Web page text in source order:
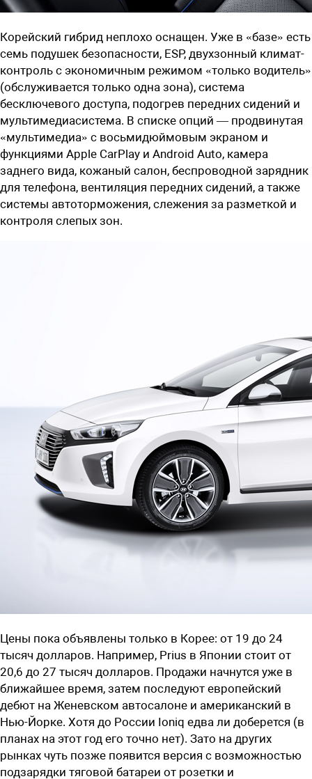
Корейский гибрид неплохо оснащен. Уже в «базе» есть
семь подушек безопасности, ESP, двухзонный климат-
контроль с экономичным режимом «только водитель»
(обслуживается только одна зона), система
бесключевого доступа, подогрев передних сидений и
мультимедиасистема. В списке опций — продвинутая
«мультимедиа» с восьмидюймовым экраном и
функциями Apple CarPlay и Android Auto, камера
заднего вида, кожаный салон, беспроводной зарядник
для телефона, вентиляция передних сидений, а также
системы автоторможения, слежения за разметкой и
контроля слепых зон.
Цены пока объявлены только в Корее: от 19 до 24
тысяч долларов. Например, Prius в Японии стоит от
20,6 до 27 тысяч долларов. Продажи начнутся уже в
ближайшее время, затем последуют европейский
дебют на Женевском автосалоне и американский в
Нью-Йорке. Хотя до России Ioniq едва ли доберется (в
планах на этот год его точно нет). Зато на других
рынках чуть позже появится версия с возможностью
подзарядки тяговой батареи от розетки и